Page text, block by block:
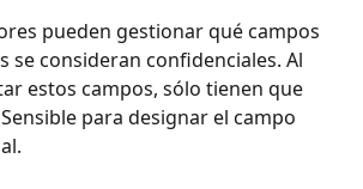
pueden gestionar qué campos
se consideran confidenciales. Al
estos campos, sólo tienen que
para designar el campo